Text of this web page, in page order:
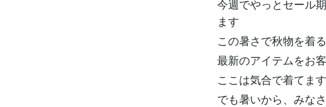
今週でやっとセール
ます
この暑さで秋物を着
最新のアイテムをお
ここは気合で着てます
でも暑いから、みな